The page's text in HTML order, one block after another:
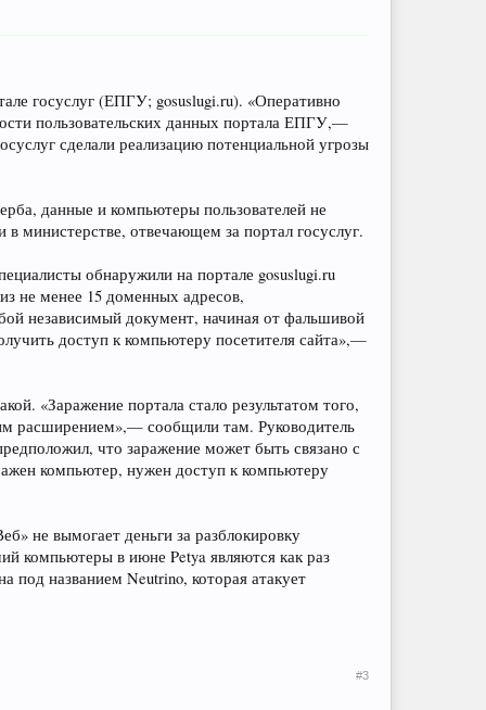
госуслуг (ЕПГУ; gosuslugi.ru). «Оперативно
пользовательских данных портала ЕПГУ,—
сделали реализацию потенциальной угрозы
данные и компьютеры пользователей не
министерстве, отвечающем за портал госуслуг.
обнаружили на портале gosuslugi.ru
не менее 15 доменных адресов,
независимый документ, начиная от фальшивой
доступ к компьютеру посетителя сайта»,—
«Заражение портала стало результатом того,
расширением»,— сообщили там. Руководитель
что заражение может быть связано с
компьютер, нужен доступ к компьютеру
не вымогает деньги за разблокировку
компьютеры в июне Petya являются как раз
названием Neutrino, которая атакует
#3